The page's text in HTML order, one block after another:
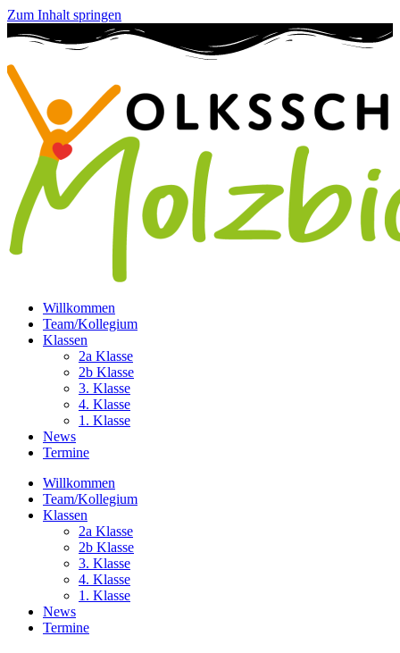
Zum Inhalt springen
Willkommen
Team/Kollegium
Klassen
2a Klasse
2b Klasse
3. Klasse
4. Klasse
1. Klasse
News
Termine
Willkommen
Team/Kollegium
Klassen
2a Klasse
2b Klasse
3. Klasse
4. Klasse
1. Klasse
News
Termine